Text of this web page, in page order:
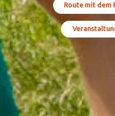
Route mit dem